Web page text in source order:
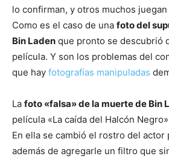
lo confirman, y otros muchos
Como es el caso de una foto del
Bin Laden que pronto se descubrió
película. Y son los problemas del
que hay fotografías manipuladas
La foto «falsa» de la muerte de Bin
película «La caída del Halcón
En ella se cambió el rostro del actor
además de agregarle un filtro que